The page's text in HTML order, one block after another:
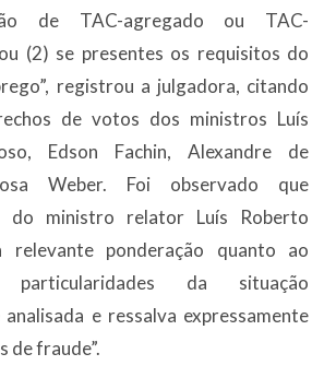
de TAC-agregado ou TAC-
(2) se presentes os requisitos do
registrou a julgadora, citando
de votos dos ministros Luís
Edson Fachin, Alexandre de
Weber. Foi observado que
do ministro relator Luís Roberto
relevante ponderação quanto ao
da situação
e ressalva expressamente
de fraude”.